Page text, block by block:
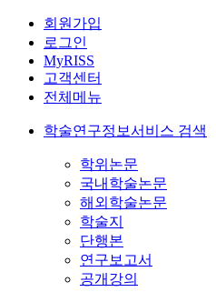
회원가입
로그인
MyRISS
고객센터
전체메뉴
학술연구정보서비스 검색
학위논문
국내학술논문
해외학술논문
학술지
단행본
연구보고서
공개강의